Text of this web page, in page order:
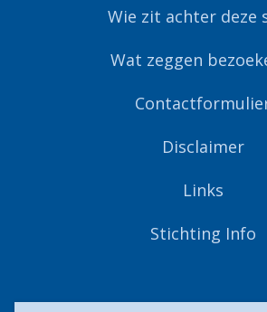
Wie zit achter deze
Wat zeggen
Disclaimer
Links
Stichting Info